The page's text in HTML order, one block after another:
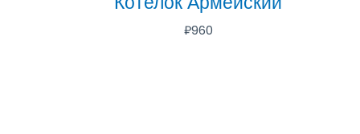
₽960